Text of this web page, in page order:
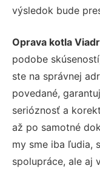
výsledok bude
Oprava kotla
podobe
ste na správnej
povedané,
serióznosť a
až po samotné
my sme iba ľudia,
spolupráce, ale aj